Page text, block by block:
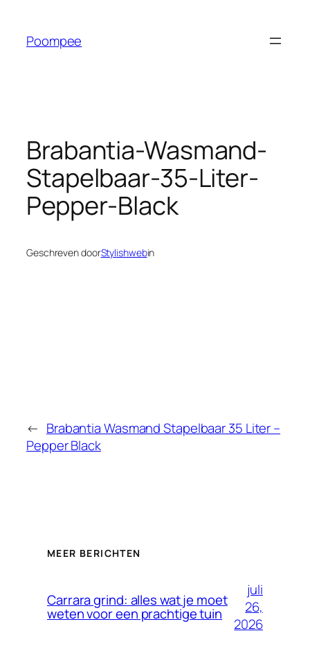
Poompee
Brabantia-Wasmand-
Stapelbaar-35-Liter-
Pepper-Black
Geschreven doorStylishwebin
← Brabantia Wasmand Stapelbaar 35 Liter –
Pepper Black
MEER BERICHTEN
Carrara grind: alles wat je moet
weten voor een prachtige tuin
juli
26,
2026